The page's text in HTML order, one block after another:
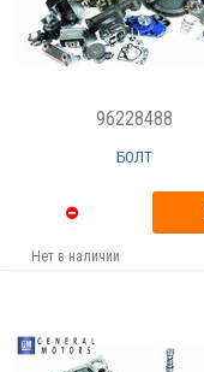
96228488
БОЛТ
Нет в наличии